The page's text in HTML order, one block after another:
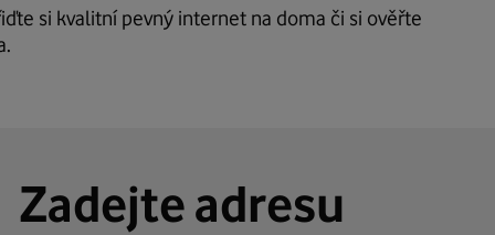
si kvalitní pevný internet na doma či si ověřte
Zadejte adresu